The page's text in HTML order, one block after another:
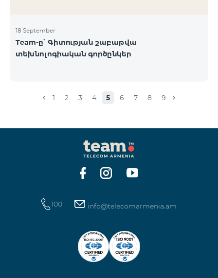
18 September
Team-ը՝ Գիտության շաբաթվա
տեխնոլոգիական գործընկեր
1 2 3 4 5 6 7 8 9
100 info@telecomarmenia.am